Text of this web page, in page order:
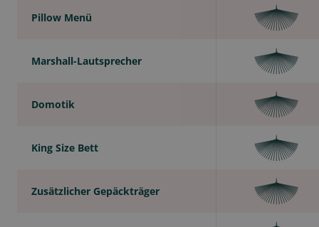
Pillow Menü
Marshall-Lautsprecher
Domotik
King Size Bett
Zusätzlicher Gepäckträger